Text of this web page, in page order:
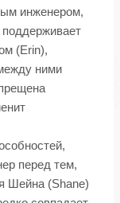
инженером,
(Erin),
ними
перед тем,
Шейна (Shane)